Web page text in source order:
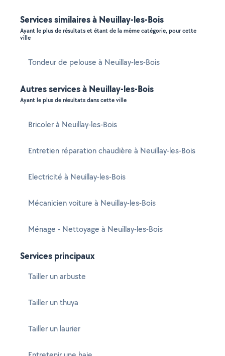
Services similaires à Neuillay-les-Bois
Ayant le plus de résultats et étant de la même catégorie, pour cette
ville
Tondeur de pelouse à Neuillay-les-Bois
Autres services à Neuillay-les-Bois
Ayant le plus de résultats dans cette ville
Bricoler à Neuillay-les-Bois
Entretien réparation chaudière à Neuillay-les-Bois
Electricité à Neuillay-les-Bois
Mécanicien voiture à Neuillay-les-Bois
Ménage - Nettoyage à Neuillay-les-Bois
Services principaux
Tailler un arbuste
Tailler un thuya
Tailler un laurier